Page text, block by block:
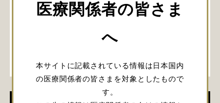
医療関係者の皆さま
へ
本サイトに記載されている情報は日本国内
の医療関係者の皆さまを対象としたもので
す。